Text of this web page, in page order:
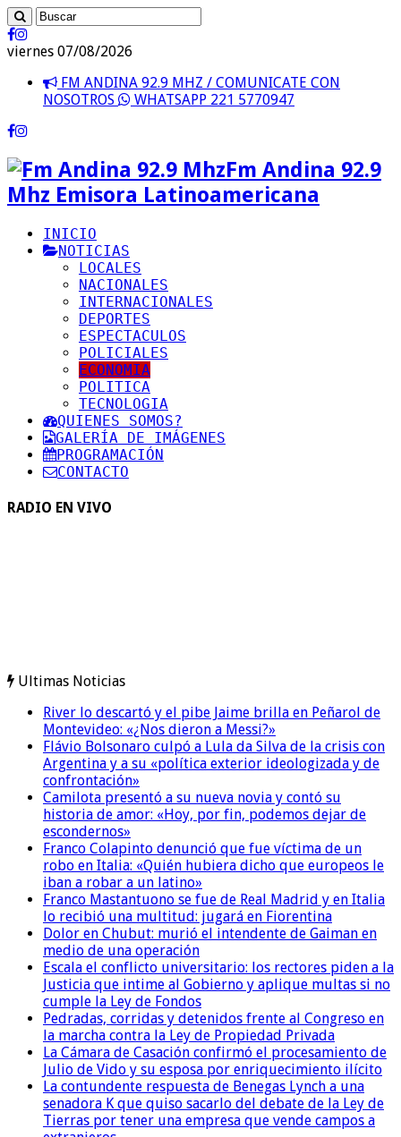
viernes 07/08/2026
FM ANDINA 92.9 MHZ / COMUNICATE CON
NOSOTROS
WHATSAPP 221 5770947
Fm Andina 92.9
Mhz Emisora Latinoamericana
INICIO
NOTICIAS
LOCALES
NACIONALES
INTERNACIONALES
DEPORTES
ESPECTACULOS
POLICIALES
ECONOMIA
POLITICA
TECNOLOGIA
QUIENES SOMOS?
GALERÍA DE IMÁGENES
PROGRAMACIÓN
CONTACTO
RADIO EN VIVO
Ultimas Noticias
River lo descartó y el pibe Jaime brilla en Peñarol de
Montevideo: «¿Nos dieron a Messi?»
Flávio Bolsonaro culpó a Lula da Silva de la crisis con
Argentina y a su «política exterior ideologizada y de
confrontación»
Camilota presentó a su nueva novia y contó su
historia de amor: «Hoy, por fin, podemos dejar de
escondernos»
Franco Colapinto denunció que fue víctima de un
robo en Italia: «Quién hubiera dicho que europeos le
iban a robar a un latino»
Franco Mastantuono se fue de Real Madrid y en Italia
lo recibió una multitud: jugará en Fiorentina
Dolor en Chubut: murió el intendente de Gaiman en
medio de una operación
Escala el conflicto universitario: los rectores piden a la
Justicia que intime al Gobierno y aplique multas si no
cumple la Ley de Fondos
Pedradas, corridas y detenidos frente al Congreso en
la marcha contra la Ley de Propiedad Privada
La Cámara de Casación confirmó el procesamiento de
Julio de Vido y su esposa por enriquecimiento ilícito
La contundente respuesta de Benegas Lynch a una
senadora K que quiso sacarlo del debate de la Ley de
Tierras por tener una empresa que vende campos a